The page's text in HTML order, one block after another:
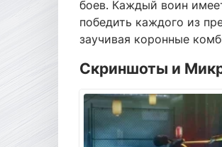
боев. Каждый воин
победить каждого из
заучивая коронные
Скриншоты и